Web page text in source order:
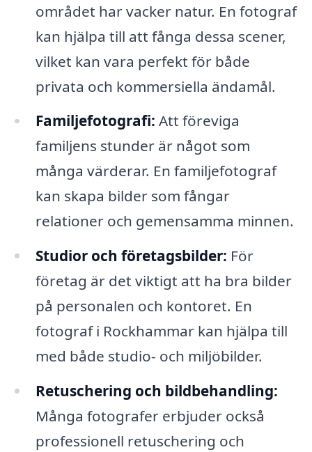
området har vacker natur. En fotograf
kan hjälpa till att fånga dessa scener,
vilket kan vara perfekt för både
privata och kommersiella ändamål.
Familjefotografi: Att föreviga
familjens stunder är något som
många värderar. En familjefotograf
kan skapa bilder som fångar
relationer och gemensamma minnen.
Studior och företagsbilder: För
företag är det viktigt att ha bra bilder
på personalen och kontoret. En
fotograf i Rockhammar kan hjälpa till
med både studio- och miljöbilder.
Retuschering och bildbehandling:
Många fotografer erbjuder också
professionell retuschering och